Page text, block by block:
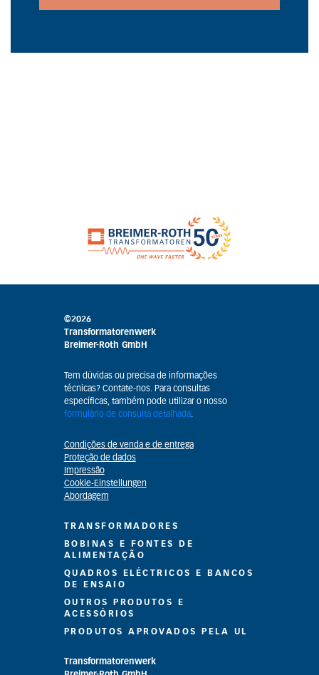
©2026
Transformatorenwerk
Breimer-Roth GmbH
Tem dúvidas ou precisa de informações
técnicas? Contate-nos. Para consultas
específicas, também pode utilizar o nosso
formulário de consulta detalhada.
Condições de venda e de entrega
Proteção de dados
Impressão
Cookie-Einstellungen
Abordagem
TRANSFORMADORES
BOBINAS E FONTES DE
ALIMENTAÇÃO
QUADROS ELÉCTRICOS E BANCOS
DE ENSAIO
OUTROS PRODUTOS E
ACESSÓRIOS
PRODUTOS APROVADOS PELA UL
Transformatorenwerk